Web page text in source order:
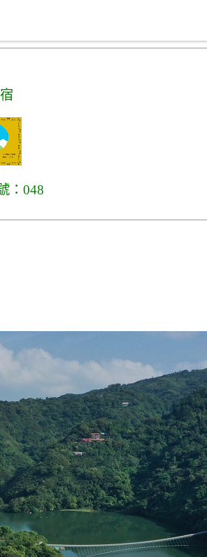
：048